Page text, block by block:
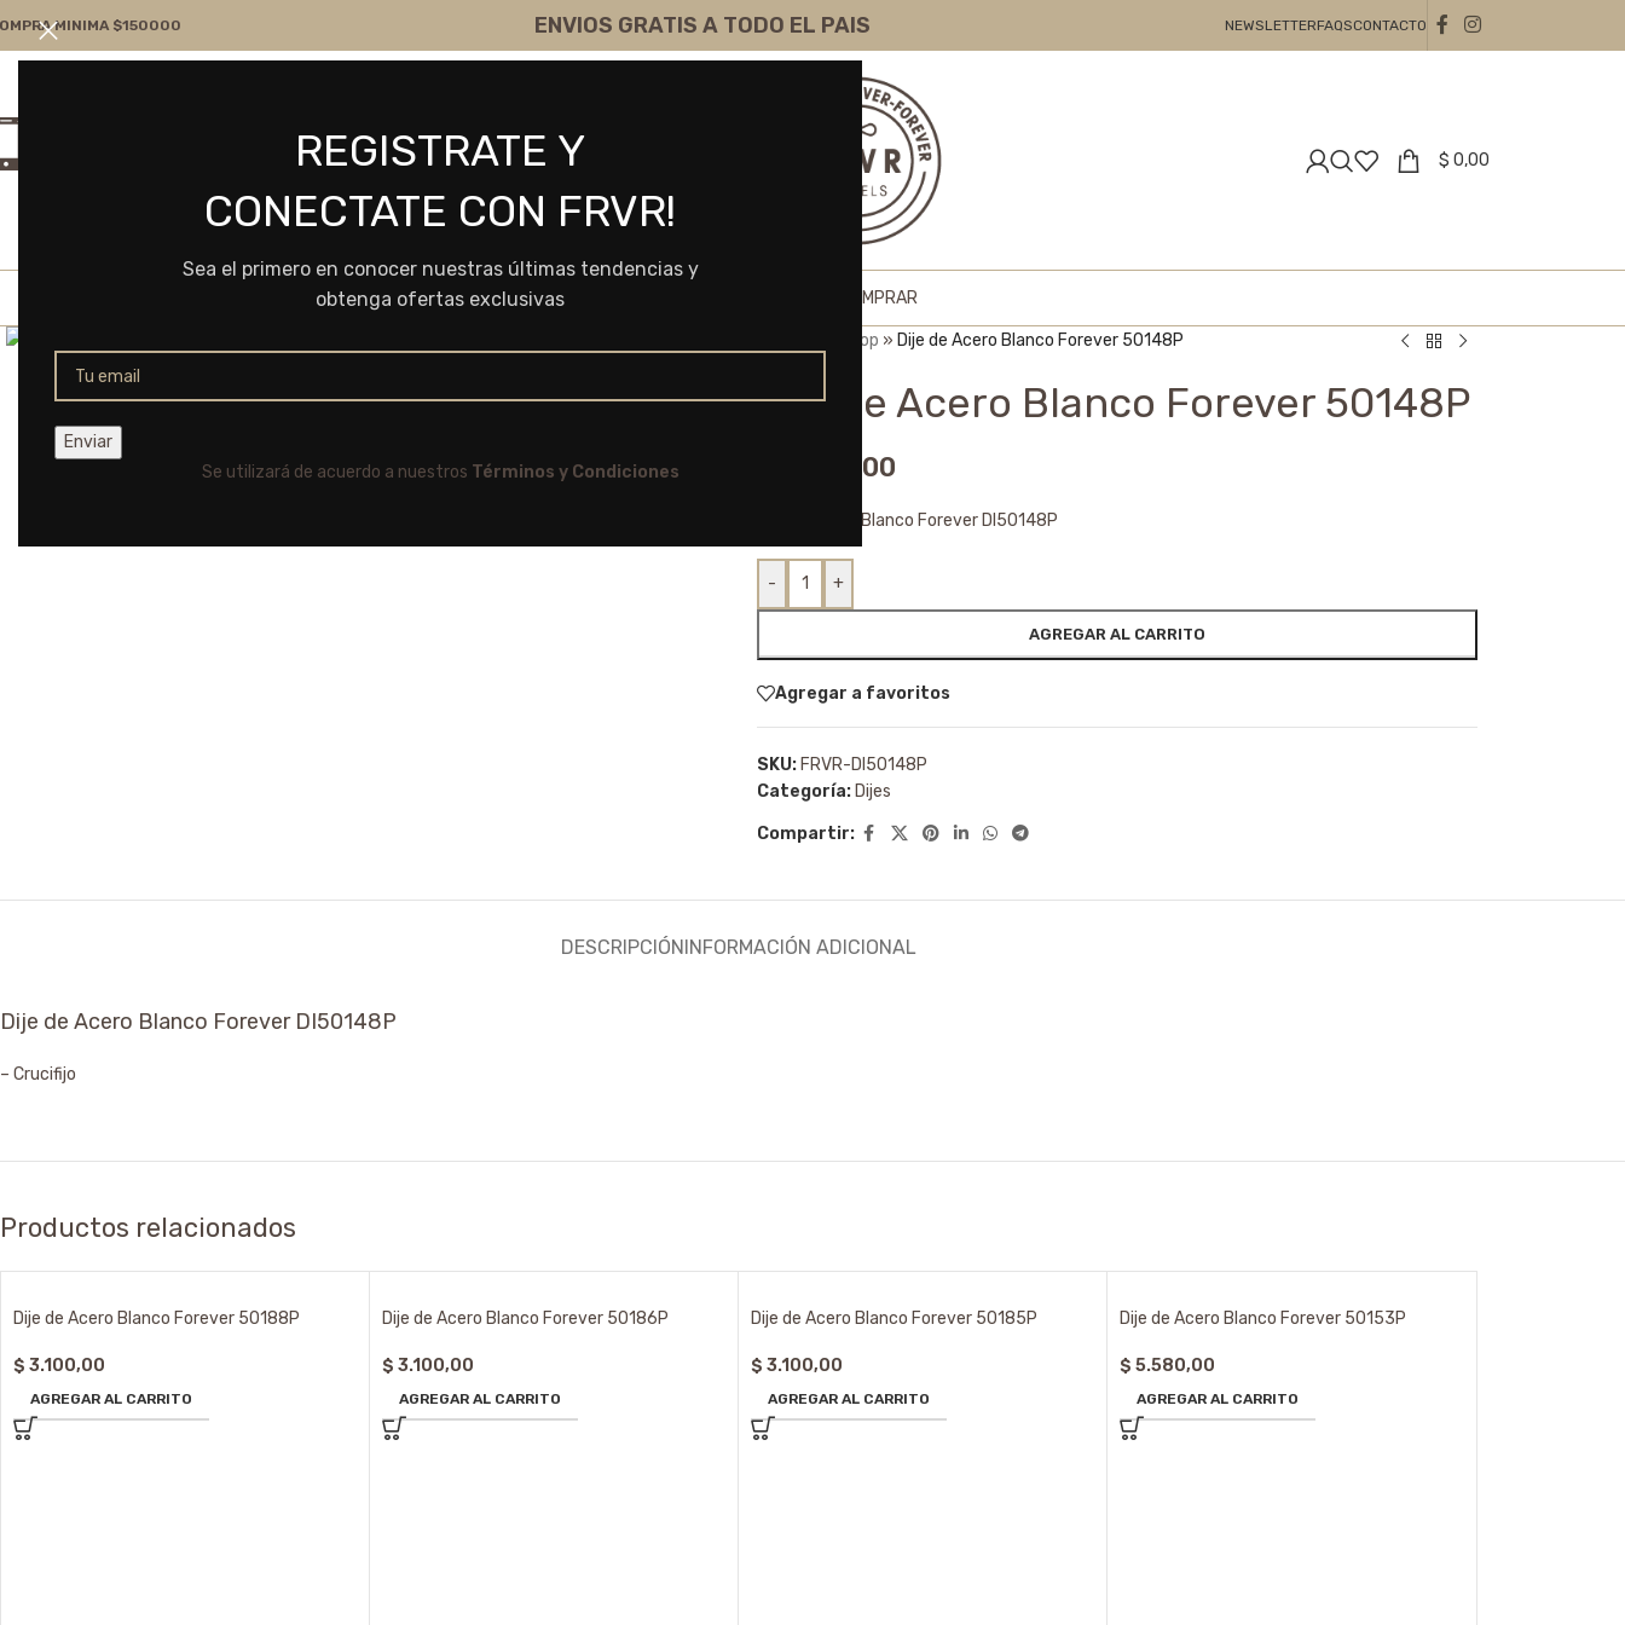
REGISTRATE Y
CONECTATE CON FRVR!
Sea el primero en conocer nuestras últimas tendencias y
obtenga ofertas exclusivas
Se utilizará de acuerdo a nuestros Términos y Condiciones
MINIMA $150000 ENVIOS GRATIS A TODO EL PAIS NEWSLETTERFAQSCONTACTO
ventas@frvr.com.ar
$ 0,00
HOME COMO COMPRAR
Shop » Dije de Acero Blanco Forever 50148P
Dije de Acero Blanco Forever 50148P
4.960,00
Dije de Acero Blanco Forever DI50148P
- +
AGREGAR AL CARRITO
Agregar a favoritos
SKU: FRVR-DI50148P
Categoría: Dijes
Compartir:
DESCRIPCIÓNINFORMACIÓN ADICIONAL
Dije de Acero Blanco Forever DI50148P
– Crucifijo
Productos relacionados
Dije de Acero Blanco Forever 50188P
$ 3.100,00
AGREGAR AL CARRITO
Dije de Acero Blanco Forever 50186P
$ 3.100,00
AGREGAR AL CARRITO
Dije de Acero Blanco Forever 50185P
$ 3.100,00
AGREGAR AL CARRITO
Dije de Acero Blanco Forever 50153P
$ 5.580,00
AGREGAR AL CARRITO